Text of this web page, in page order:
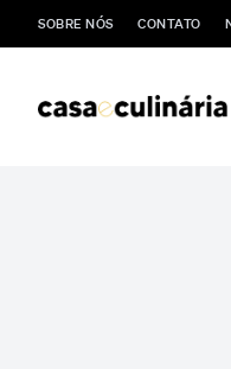
SOBRE NÓS CONTATO